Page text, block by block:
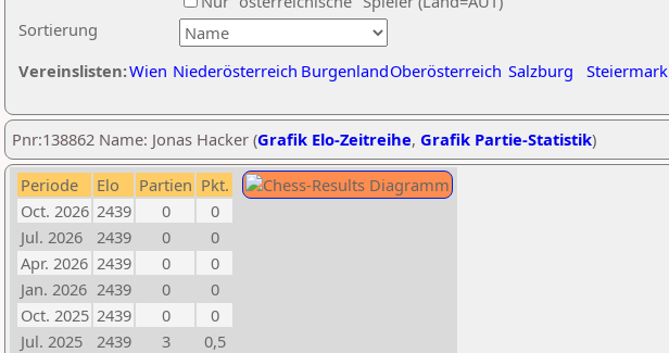
Sortierung
Vereinslisten:Wien Niederösterreich BurgenlandOberösterreich Salzburg Steiermark
Pnr:138862 Name: Jonas Hacker (Grafik Elo-Zeitreihe, Grafik Partie-Statistik)
Periode Elo Partien Pkt.
Oct. 2026 2439 0
0
Jul. 2026
2439 0
0
Apr. 2026 2439 0
0
Jan. 2026 2439 0
0
Oct. 2025 2439 0
0
Jul. 2025
2439 3
0,5